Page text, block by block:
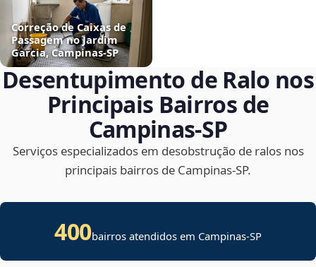
Correção de Caixas de
Passagem no Jardim
Garcia, Campinas‑SP
Desentupimento de Ralo nos
Principais Bairros de
Campinas‑SP
Serviços especializados em desobstrução de ralos nos
principais bairros de Campinas‑SP.
400bairros atendidos em Campinas-SP